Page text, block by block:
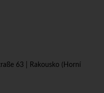
63 | Rakousko (Horní